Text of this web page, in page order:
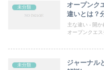
未分類
オープンク
違いとは？
主な違い - 開か
オープンクエス
未分類
ジャーナル